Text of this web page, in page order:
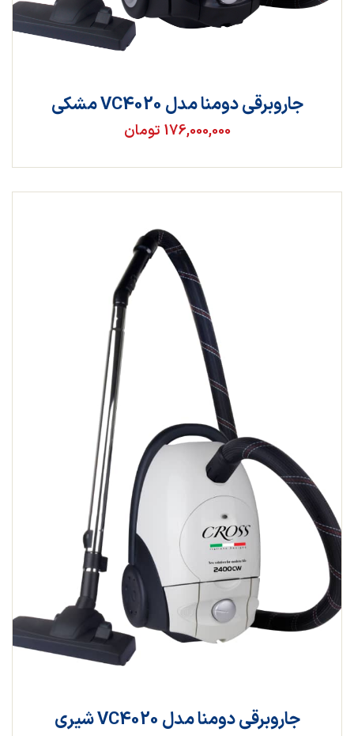
جاروبرقی دومنا مدل VC4020 مشکی
176,000,000 تومان
جاروبرقی دومنا مدل VC4020 شیری